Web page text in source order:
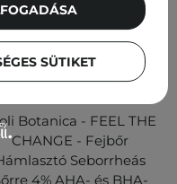
Botanica - FEEL THE
CHANGE - Fejbőr
Seborrheás
4% AHA- és BHA-
SÜTIKET